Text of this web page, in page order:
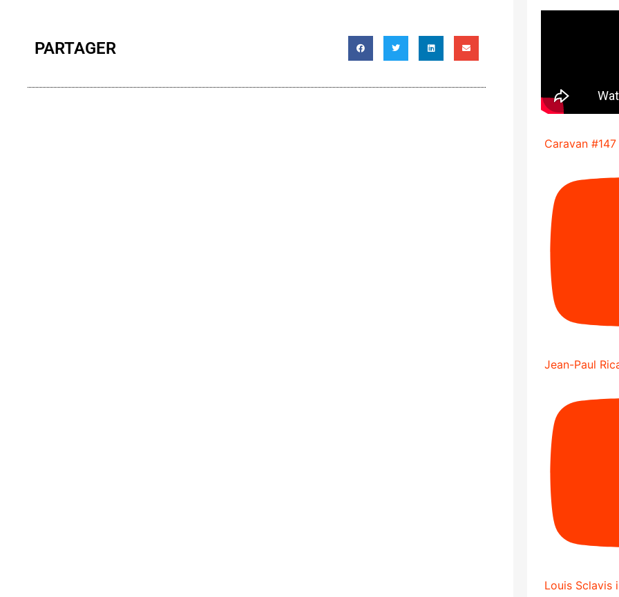
PARTAGER
Caravan #147
Jean-Paul
Louis Sclavis